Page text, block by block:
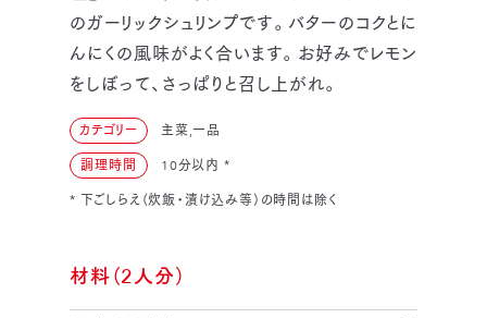
のガーリックシュリンプです。バターのコクとに
んにくの風味がよく合います。お好みでレモン
をしぼって、さっぱりと召し上がれ。
カテゴリー 主菜,一品
調理時間 10分以内 *
* 下ごしらえ（炊飯・漬け込み等）の時間は除く
材料（2人分）